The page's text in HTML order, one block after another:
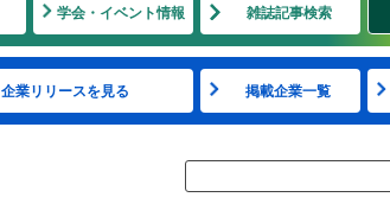
学会・イベント情報 雑誌記事検索
企業リリースを見る 掲載企業一覧